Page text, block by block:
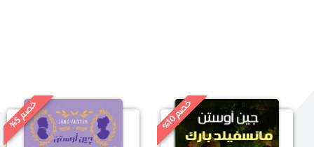
خ
ص
م
10% خ
ص
م
5
%